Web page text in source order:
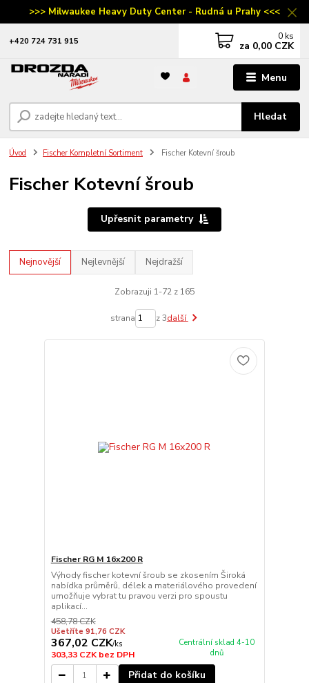
>>> Milwaukee Heavy Duty Center - Rudná u Prahy <<<
Menu
Hledat
‭+420 724 731 915 0 ks
za 0,00 CZK
Úvod Fischer Kompletní Sortiment Fischer Kotevní šroub
Fischer Kotevní šroub
Upřesnit parametry
Nejnovější Nejlevnější Nejdražší
Zobrazuji 1-72 z 165
strana z 3další
Fischer RG M 16x200 R
Výhody fischer kotevní šroub se zkosením Široká
nabídka průměrů, délek a materiálového provedení
umožňuje vybrat tu pravou verzi pro spoustu
aplikací...
458,78 CZK
Ušetříte 91,76 CZK
367,02 CZK/ks
303,33 CZKbez DPH
Centrální sklad 4-10
dnů
Přidat do košíku